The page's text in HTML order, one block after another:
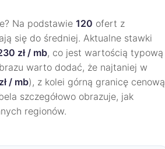
Na podstawie 120 ofert z
się do średniej. Aktualne stawki
zł / mb, co jest wartością typową
warto dodać, że najtaniej w
/ mb), z kolei górną granicę cenową
szczegółowo obrazuje, jak
regionów.